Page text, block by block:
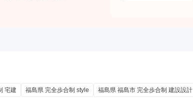
宅建 福島県 完全歩合制 style 福島県 福島市 完全歩合制 建設設計